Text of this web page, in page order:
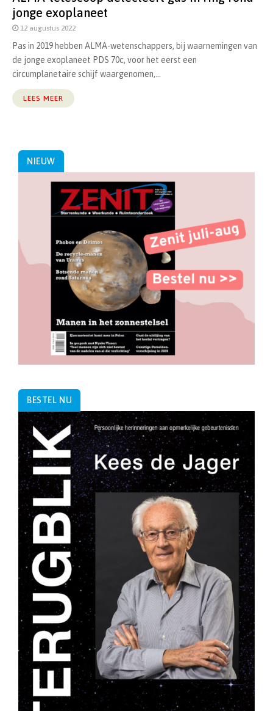
jonge exoplaneet
12 augustus 2022
Pas in 2019 hebben ALMA-wetenschappers, bij waarnemingen van
de jonge exoplaneet PDS 70c, voor het eerst een
circumplanetaire schijf waargenomen,...
LEES MEER
NIEUW
BESTEL NU